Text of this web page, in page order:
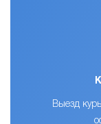
Выезд